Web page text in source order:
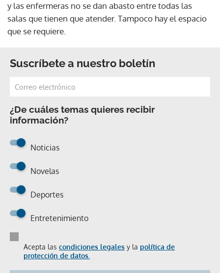
y las enfermeras no se dan abasto entre todas las
salas que tienen que atender. Tampoco hay el espacio
que se requiere.
Suscríbete a nuestro boletín
¿De cuáles temas quieres recibir
información?
Noticias
Novelas
Deportes
Entretenimiento
Acepta las condiciones legales y la política de
protección de datos.